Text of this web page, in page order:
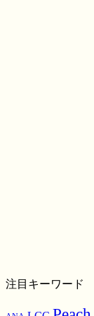
注目キーワード